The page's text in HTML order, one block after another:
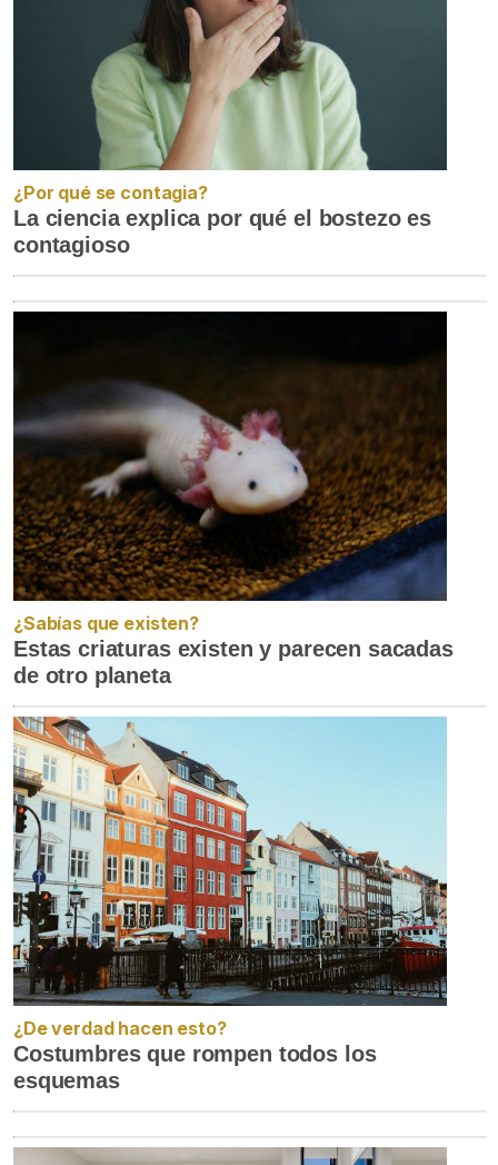
¿Por qué se contagia?
La ciencia explica por qué el bostezo es
contagioso
¿Sabías que existen?
Estas criaturas existen y parecen sacadas
de otro planeta
¿De verdad hacen esto?
Costumbres que rompen todos los
esquemas